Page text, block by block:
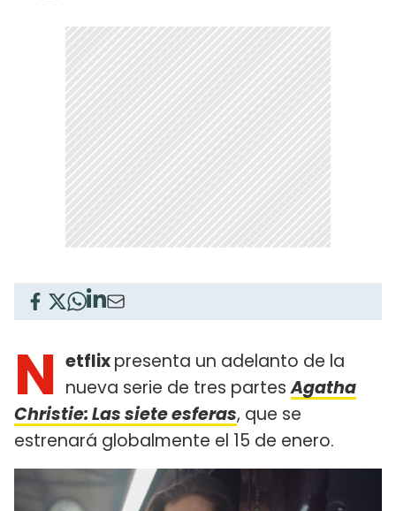
N etflixpresenta un adelanto de la
nueva serie de tres partesAgatha
Christie: Las siete esferas, que se
estrenará globalmente el 15 de enero.